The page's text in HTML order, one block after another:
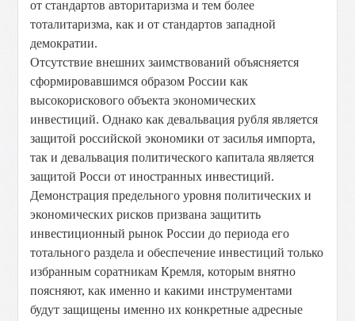
от стандартов авторитаризма и тем более
тоталитаризма, как и от стандартов западной
демократии.
Отсутствие внешних заимствований объясняется
сформировавшимся образом России как
высокорискового объекта экономических
инвестиций. Однако как девальвация рубля является
защитой российской экономики от засилья импорта,
так и девальвация политического капитала является
защитой Росси от иностранных инвестиций.
Демонстрация предельного уровня политических и
экономических рисков призвана защитить
инвестиционный рынок России до периода его
тотального раздела и обеспечение инвестиций только
избранным соратникам Кремля, которым внятно
поясняют, как именно и какими инструментами
будут защищены именно их конкретные адресные